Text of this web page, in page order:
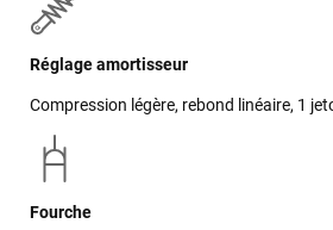
Réglage amortisseur
Compression légère, rebond linéaire, 1
Fourche